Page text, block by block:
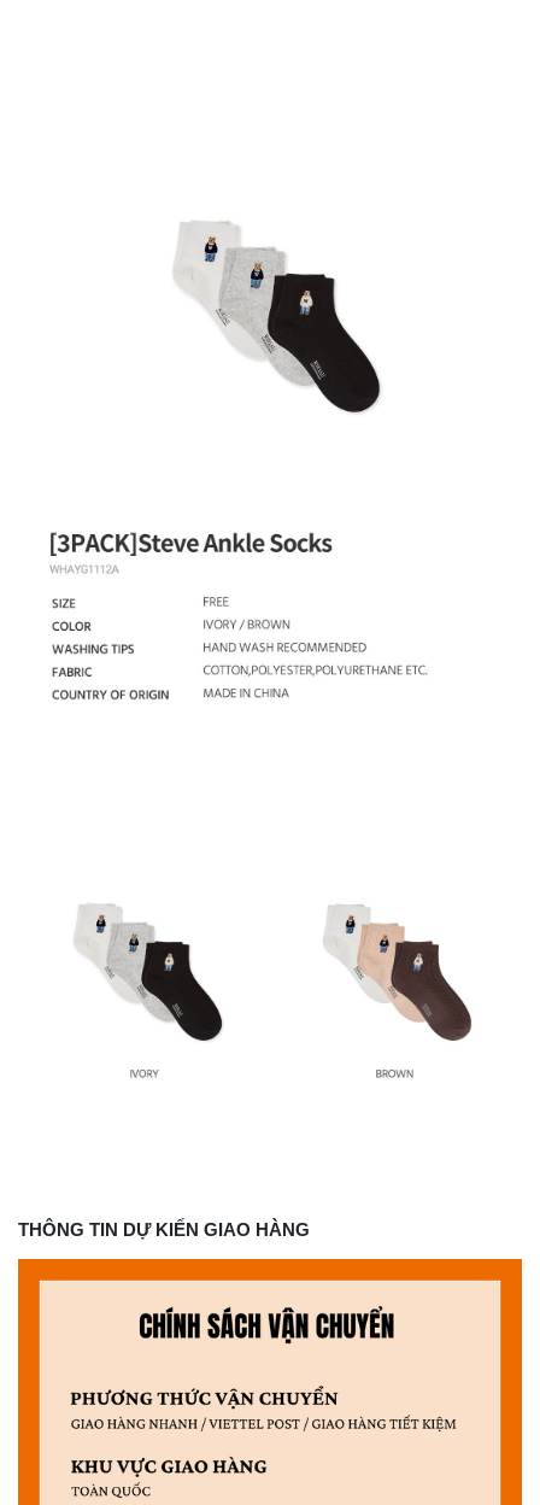
THÔNG TIN DỰ KIẾN GIAO HÀNG